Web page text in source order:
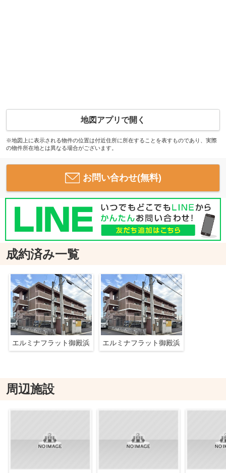
地図アプリで開く
※地図上に表示される物件の位置は付近住所に所在することを表すものであり、実際
の物件所在地とは異なる場合がございます。
お問い合わせ(無料)
成約済み一覧
エルミナフラット御殿浜 エルミナフラット御殿浜
周辺施設